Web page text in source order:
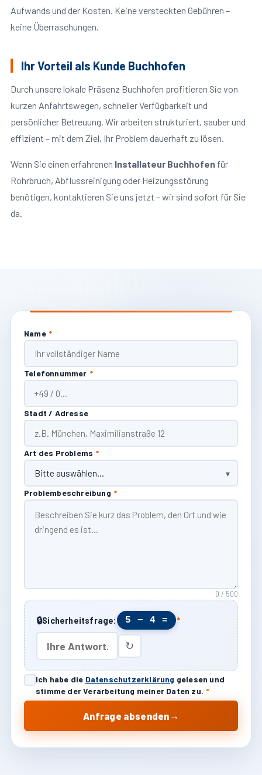
Aufwands und der Kosten. Keine versteckten Gebühren –
keine Überraschungen.
Ihr Vorteil als Kunde Buchhofen
Durch unsere lokale Präsenz Buchhofen profitieren Sie von
kurzen Anfahrtswegen, schneller Verfügbarkeit und
persönlicher Betreuung. Wir arbeiten strukturiert, sauber und
effizient – mit dem Ziel, Ihr Problem dauerhaft zu lösen.
Wenn Sie einen erfahrenen Installateur Buchhofenfür
Rohrbruch, Abflussreinigung oder Heizungsstörung
benötigen, kontaktieren Sie uns jetzt – wir sind sofort für Sie
da.
Name *
Telefonnummer *
Stadt / Adresse
Art des Problems *
Problembeschreibung *
0 / 500
🔒Sicherheitsfrage: 5 − 4 = *
↻
Ich habe die Datenschutzerklärung gelesen und
stimme der Verarbeitung meiner Daten zu. *
Anfrage absenden →